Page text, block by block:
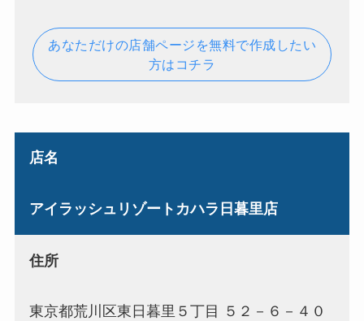
あなただけの店舗ページを無料で作成したい
方はコチラ
店名
アイラッシュリゾートカハラ日暮里店
住所
東京都荒川区東日暮里５丁目 ５２－６－４０